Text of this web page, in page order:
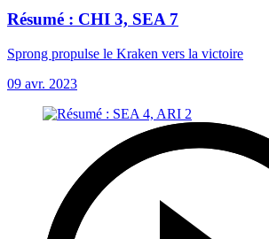
Résumé : CHI 3, SEA 7
Sprong propulse le Kraken vers la victoire
09 avr. 2023